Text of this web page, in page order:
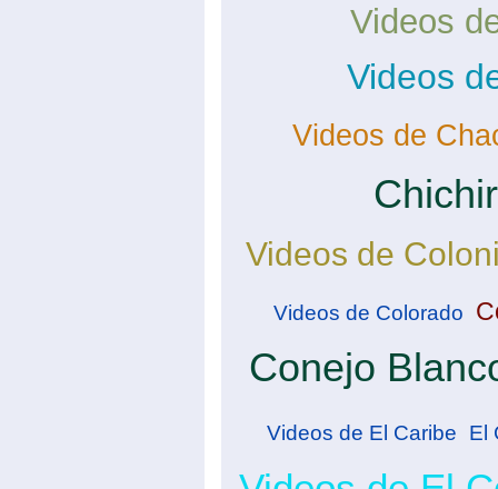
Videos
Videos
Videos de
Videos de
Videos de Colorado
Conejo
Videos de El Caribe El